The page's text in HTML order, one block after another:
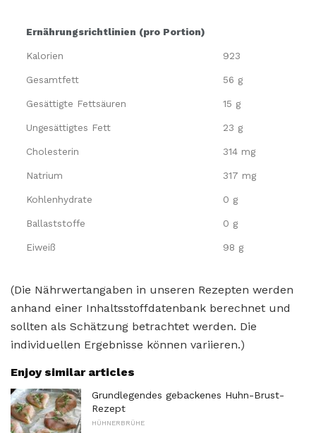
Ernährungsrichtlinien (pro Portion)
Kalorien 923
Gesamtfett 56 g
Gesättigte Fettsäuren 15 g
Ungesättigtes Fett 23 g
Cholesterin 314 mg
Natrium 317 mg
Kohlenhydrate 0 g
Ballaststoffe 0 g
Eiweiß 98 g
(Die Nährwertangaben in unseren Rezepten werden
anhand einer Inhaltsstoffdatenbank berechnet und
sollten als Schätzung betrachtet werden. Die
individuellen Ergebnisse können variieren.)
Enjoy similar articles
Grundlegendes gebackenes Huhn-Brust-
Rezept
HÜHNERBRÜHE